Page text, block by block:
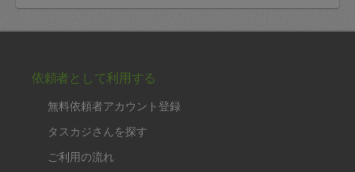
依頼者として利用する
無料依頼者アカウント登録
タスカジさんを探す
ご利用の流れ